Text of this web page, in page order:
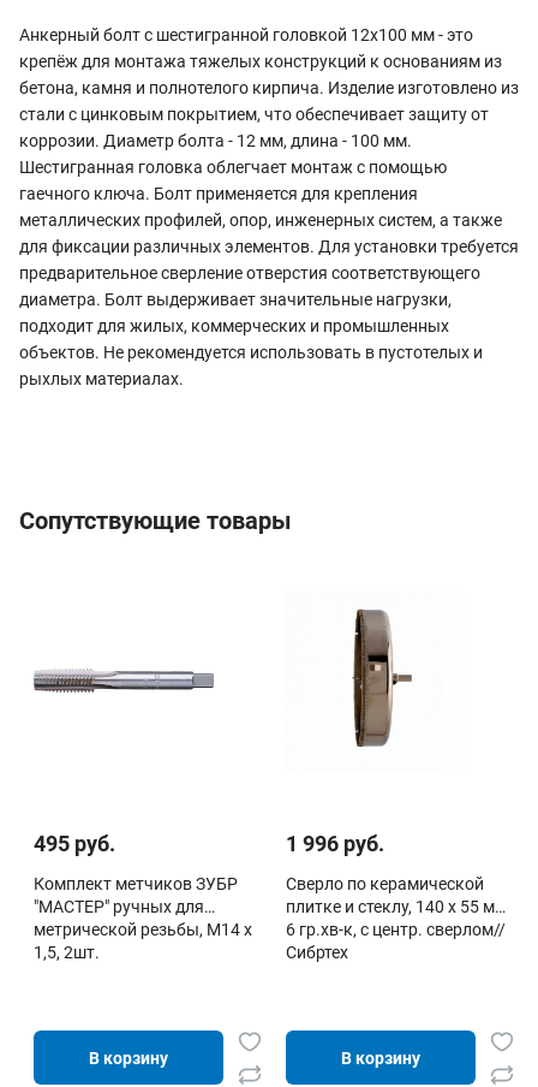
Анкерный болт с шестигранной головкой 12х100 мм - это
крепёж для монтажа тяжелых конструкций к основаниям из
бетона, камня и полнотелого кирпича. Изделие изготовлено из
стали с цинковым покрытием, что обеспечивает защиту от
коррозии. Диаметр болта - 12 мм, длина - 100 мм.
Шестигранная головка облегчает монтаж с помощью
гаечного ключа. Болт применяется для крепления
металлических профилей, опор, инженерных систем, а также
для фиксации различных элементов. Для установки требуется
предварительное сверление отверстия соответствующего
диаметра. Болт выдерживает значительные нагрузки,
подходит для жилых, коммерческих и промышленных
объектов. Не рекомендуется использовать в пустотелых и
рыхлых материалах.
Сопутствующие товары
495 руб.
Комплект метчиков ЗУБР
"МАСТЕР" ручных для
метрической резьбы, М14 x
1,5, 2шт.
В корзину
1 996 руб.
Сверло по керамической
плитке и стеклу, 140 х 55 мм,
6 гр.хв-к, с центр. сверлом//
Сибртех
В корзину